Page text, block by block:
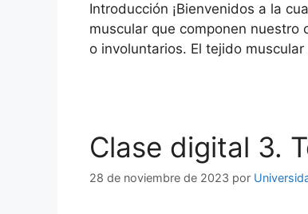
Introducción ¡Bienvenidos a la
muscular que componen
o involuntarios. El tejido
Clase digital 3.
28 de noviembre de 2023 por